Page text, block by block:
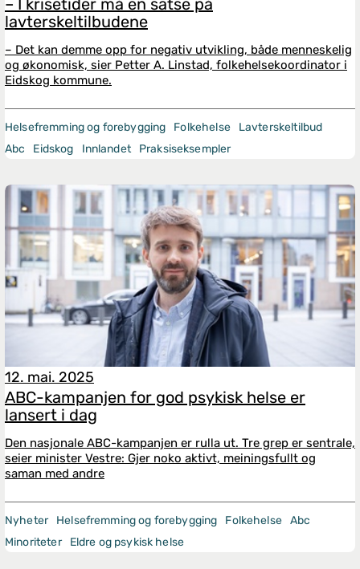
– I krisetider må en satse på
lavterskeltilbudene
– Det kan demme opp for negativ utvikling, både menneskelig
og økonomisk, sier Petter A. Linstad, folkehelsekoordinator i
Eidskog kommune.
Helsefremming og forebygging Folkehelse
Lavterskeltilbud
Abc
Eidskog Innlandet Praksiseksempler
12. mai. 2025
ABC-kampanjen for god psykisk helse er
lansert i dag
Den nasjonale ABC-kampanjen er rulla ut. Tre grep er sentrale,
seier minister Vestre: Gjer noko aktivt, meiningsfullt og
saman med andre
Nyheter Helsefremming og forebygging Folkehelse Abc
Minoriteter
Eldre og psykisk helse